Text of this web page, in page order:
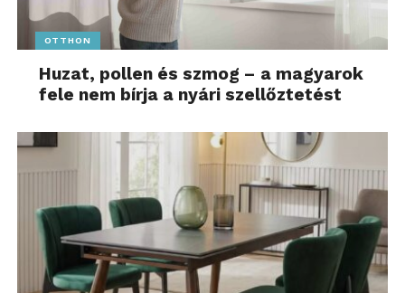
OTTHON
Huzat, pollen és szmog – a magyarok
fele nem bírja a nyári szellőztetést